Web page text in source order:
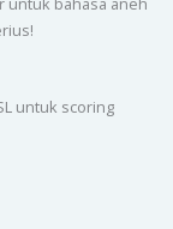
untuk scoring